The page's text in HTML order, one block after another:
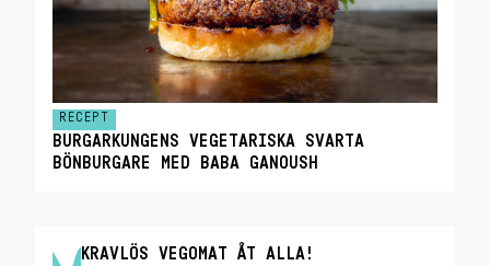
RECEPT
BURGARKUNGENS VEGETARISKA SVARTA
BÖNBURGARE MED BABA GANOUSH
KRAVLÖS VEGOMAT ÅT ALLA!